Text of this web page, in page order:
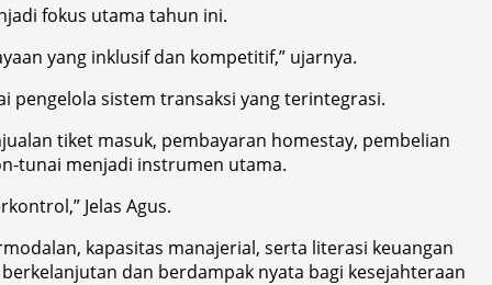
fokus utama tahun ini.
yang inklusif dan kompetitif,” ujarnya.
pengelola sistem transaksi yang terintegrasi.
tiket masuk, pembayaran homestay, pembelian
tunai menjadi instrumen utama.
Jelas Agus.
kapasitas manajerial, serta literasi keuangan
dan berdampak nyata bagi kesejahteraan